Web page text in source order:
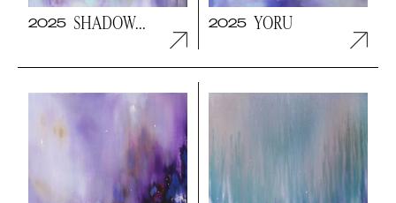
2025 SHADOW... 2025 YORU